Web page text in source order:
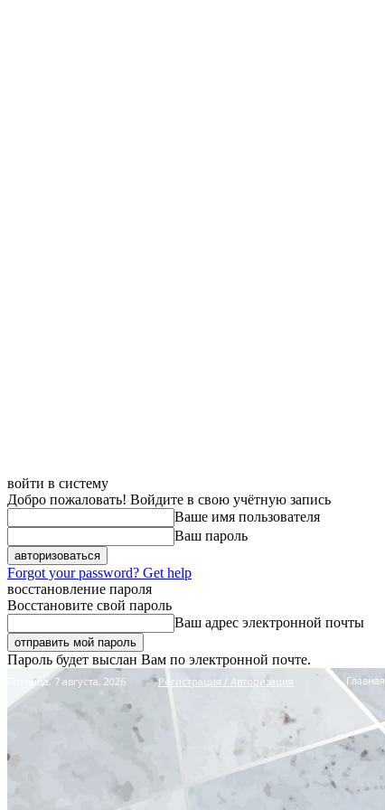
войти в систему
Добро пожаловать! Войдите в свою учётную запись
Ваше имя пользователя
Ваш пароль
Forgot your password? Get help
восстановление пароля
Восстановите свой пароль
Ваш адрес электронной почты
Пароль будет выслан Вам по электронной почте.
Пятница, 7 августа, 2026 Регистрация / Авторизация Главная